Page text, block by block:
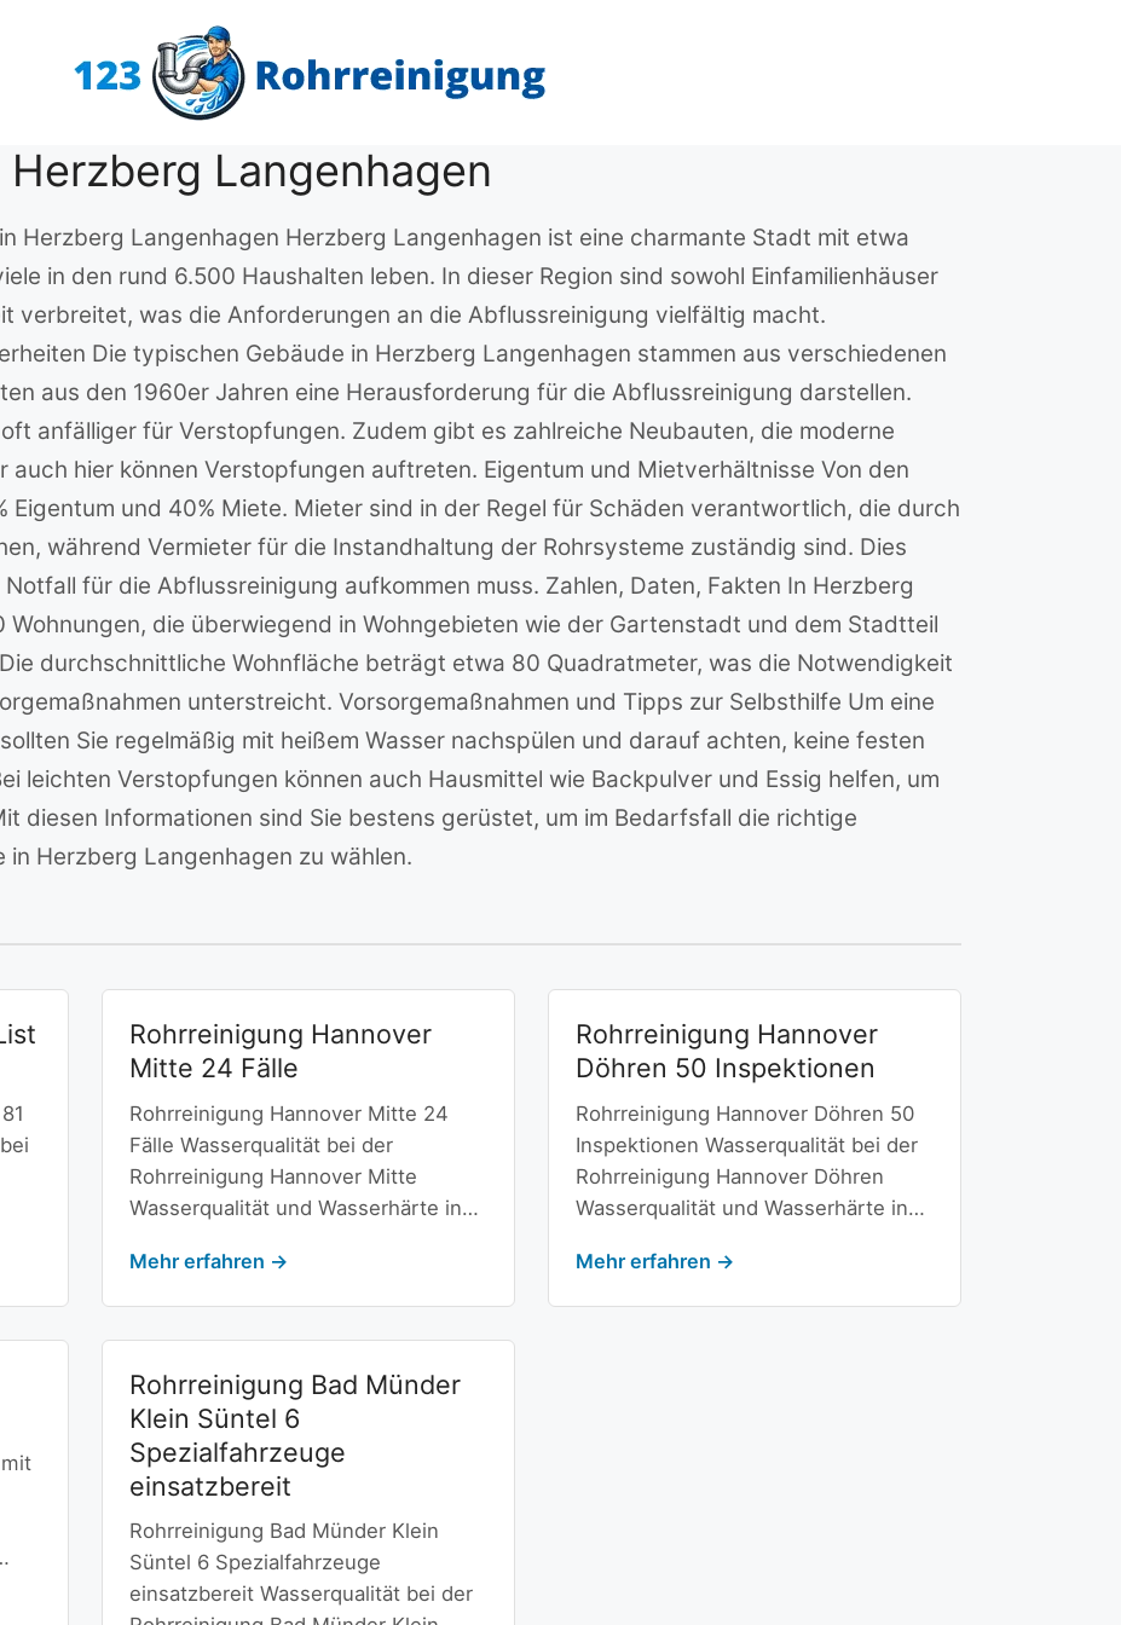
Langenhagen
Herzberg Langenhagen Herzberg Langenhagen ist eine charmante Stadt mit etwa
in den rund 6.500 Haushalten leben. In dieser Region sind sowohl Einfamilienhäuser
verbreitet, was die Anforderungen an die Abflussreinigung vielfältig macht.
Die typischen Gebäude in Herzberg Langenhagen stammen aus verschiedenen
aus den 1960er Jahren eine Herausforderung für die Abflussreinigung darstellen.
anfälliger für Verstopfungen. Zudem gibt es zahlreiche Neubauten, die moderne
auch hier können Verstopfungen auftreten. Eigentum und Mietverhältnisse Von den
Eigentum und 40% Miete. Mieter sind in der Regel für Schäden verantwortlich, die durch
während Vermieter für die Instandhaltung der Rohrsysteme zuständig sind. Dies
für die Abflussreinigung aufkommen muss. Zahlen, Daten, Fakten In Herzberg
die überwiegend in Wohngebieten wie der Gartenstadt und dem Stadtteil
durchschnittliche Wohnfläche beträgt etwa 80 Quadratmeter, was die Notwendigkeit
unterstreicht. Vorsorgemaßnahmen und Tipps zur Selbsthilfe Um eine
Sie regelmäßig mit heißem Wasser nachspülen und darauf achten, keine festen
leichten Verstopfungen können auch Hausmittel wie Backpulver und Essig helfen, um
diesen Informationen sind Sie bestens gerüstet, um im Bedarfsfall die richtige
Herzberg Langenhagen zu wählen.
Rohrreinigung Hannover
Mitte 24 Fälle
Rohrreinigung Hannover Mitte 24
Fälle Wasserqualität bei der
Rohrreinigung Hannover Mitte
Wasserqualität und Wasserhärte in…
Mehr erfahren →
Rohrreinigung Hannover
Döhren 50 Inspektionen
Rohrreinigung Hannover Döhren 50
Inspektionen Wasserqualität bei der
Rohrreinigung Hannover Döhren
Wasserqualität und Wasserhärte in…
Mehr erfahren →
Rohrreinigung Bad Münder
Klein Süntel 6
Spezialfahrzeuge
einsatzbereit
Rohrreinigung Bad Münder Klein
Süntel 6 Spezialfahrzeuge
einsatzbereit Wasserqualität bei der